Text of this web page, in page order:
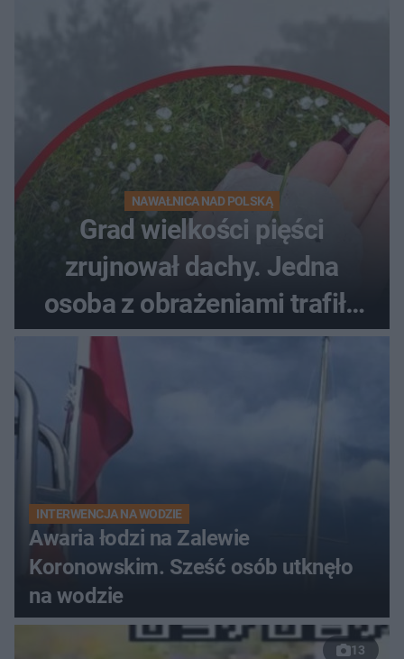
NAWAŁNICA NAD POLSKĄ
Grad wielkości pięści
zrujnował dachy. Jedna
osoba z obrażeniami trafiła
do szpitala
INTERWENCJA NA WODZIE
Awaria łodzi na Zalewie
Koronowskim. Sześć osób utknęło
na wodzie
13